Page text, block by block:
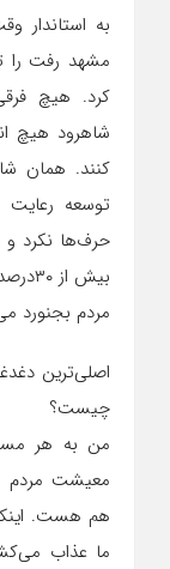
به استاندار
مشهد رفت را
کرد. هیچ
شاهرود هیچ
کنند. همان
توسعه
حرف‌ها نکرد و
بیش
مردم بجنورد
اصلی‌ترین
چیست؟
من به هر
معیشت مردم
هم هست.
ما عذاب